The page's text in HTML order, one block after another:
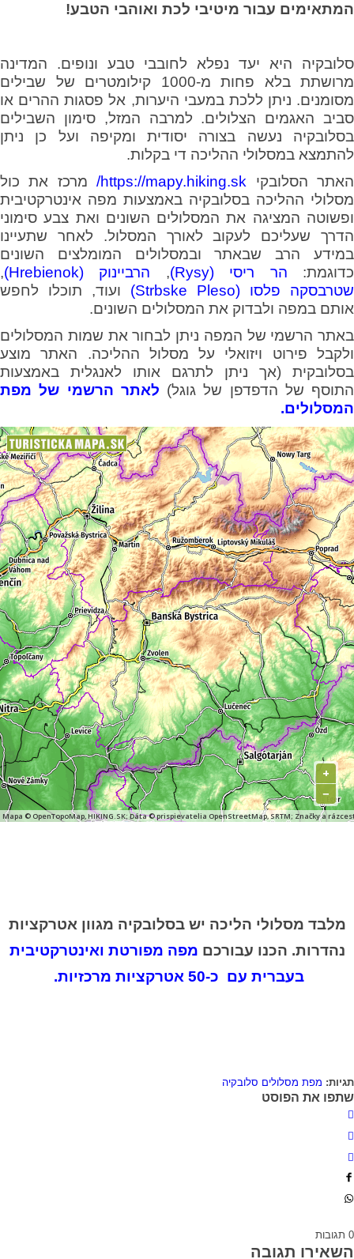
המתאימים עבור מיטיבי לכת ואוהבי הטבע!
סלובקיה היא יעד נפלא לחובבי טבע ונופים. המדינה
מרושתת בלא פחות מ-1000 קילומטרים של שבילים
מסומנים. ניתן ללכת במעבי היערות, אל פסגות ההרים או
סביב האגמים הצלולים. למרבה המזל, סימון השבילים
בסלובקיה נעשה בצורה יסודית ומקיפה ועל כן ניתן
להתמצא במסלולי ההליכה די בקלות.
האתר הסלובקי https://mapy.hiking.sk/ מרכז את כול
מסלולי ההליכה בסלובקיה באמצעות מפה אינטרקטיבית
ופשוטה המציגה את המסלולים השונים ואת צבע סימוני
הדרך שעליכם לעקוב לאורך המסלול. לאחר שתעיינו
במידע הרב שבאתר ובמסלולים המומלצים השונים
כדוגמת: הר ריסי (Rysy) , הרביינוק (Hrebienok)
,
שטרבסקה פלסו (Strbske Pleso)
ועוד, תוכלו לחפש
אותם במפה ולבדוק את המסלולים השונים.
באתר הרשמי של המפה ניתן לבחור את שמות המסלולים
ולקבל פירוט ויזואלי על מסלול ההליכה. האתר מוצע
בסלובקית (אך ניתן לתרגם אותו לאנגלית באמצעות
התוסף של הדפדפן של גוגל) לאתר הרשמי של מפת
המסלולים.
מלבד מסלולי הליכה יש בסלובקיה מגוון אטרקציות
נהדרות. הכנו עבורכם מפה מפורטת ואינטרקטיבית
בעברית עם כ-50 אטרקציות מרכזיות
.
תגיות: מפת מסלולים סלובקיה
שתפו את הפוסט
0 תגובות
השאירו תגובה